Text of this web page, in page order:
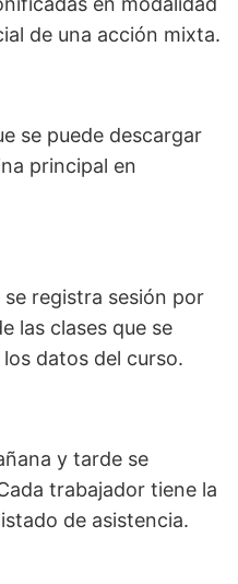
de una acción mixta.
se puede descargar
principal en
registra sesión por
las clases que se
datos del curso.
y tarde se
trabajador tiene la
de asistencia.